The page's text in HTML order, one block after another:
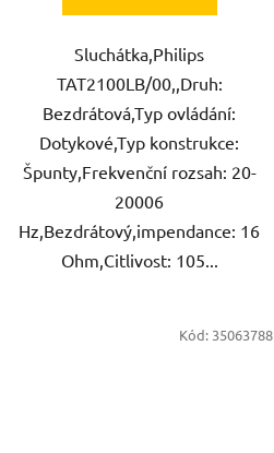
Sluchátka,Philips
TAT2100LB/00,,Druh:
Bezdrátová,Typ ovládání:
Dotykové,Typ konstrukce:
Špunty,Frekvenční rozsah: 20-
20006
Hz,Bezdrátový,impendance: 16
Ohm,Citlivost: 105...
Kód: 35063788